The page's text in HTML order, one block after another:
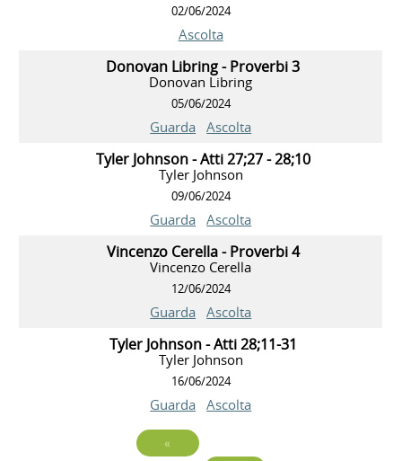
02/06/2024
Ascolta
Donovan Libring - Proverbi 3
Donovan Libring
05/06/2024
Guarda Ascolta
Tyler Johnson - Atti 27;27 - 28;10
Tyler Johnson
09/06/2024
Guarda Ascolta
Vincenzo Cerella - Proverbi 4
Vincenzo Cerella
12/06/2024
Guarda Ascolta
Tyler Johnson - Atti 28;11-31
Tyler Johnson
16/06/2024
Guarda Ascolta
«